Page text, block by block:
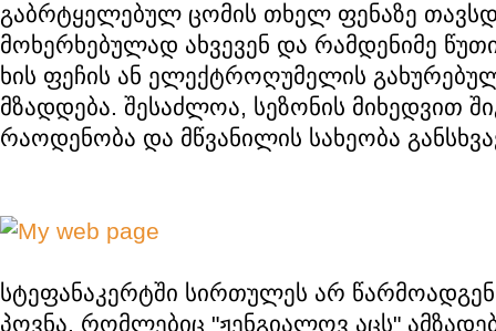
გაბრტყელებულ ცომის თხელ ფენაზე
მოხერხებულად ახვევენ და რამდენიმე
ხის ფეჩის ან ელექტროღუმელის
მზადდება. შესაძლოა, სეზონის მიხედვით
რაოდენობა და მწვანილის სახეობა
სტეფანაკერტში სირთულეს არ
პოვნა, რომლებიც "ჟენგიალოვ აცს"